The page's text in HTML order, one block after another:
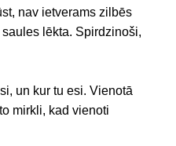
nav ietverams zilbēs
lēkta. Spirdzinoši,
un kur tu esi. Vienotā
mirkli, kad vienoti